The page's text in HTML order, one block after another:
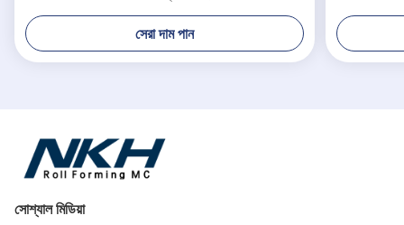
সেরা দাম পান
সোশ্যাল মিডিয়া